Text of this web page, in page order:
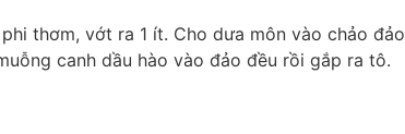
thơm, vớt ra 1 ít. Cho dưa môn vào chảo đảo
canh dầu hào vào đảo đều rồi gắp ra tô.